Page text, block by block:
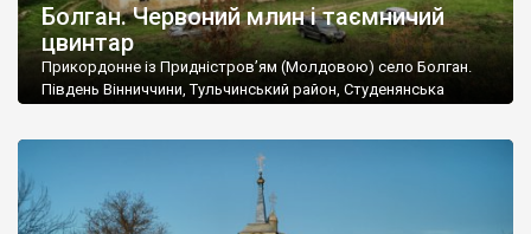
Болган. Червоний млин і таємничий
цвинтар
Прикордонне із Придністров’ям (Молдовою) село Болган.
Південь Вінниччини, Тульчинський район, Студенянська
старовинний цвинтар із кам’яними хрестами. Всі епітафії, які
збереглися, написані кирилицею, церковнослов’янською
мовою. За всіма традиційними ознаками – цвинтар
український. Хрести датуються 19 століттям. У 1924-1940